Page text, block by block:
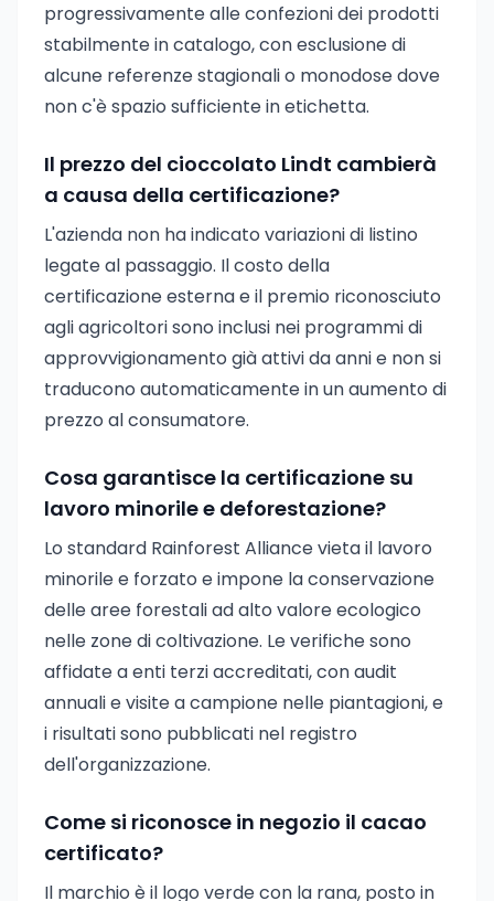
progressivamente alle confezioni dei prodotti
stabilmente in catalogo, con esclusione di
alcune referenze stagionali o monodose dove
non c'è spazio sufficiente in etichetta.
Il prezzo del cioccolato Lindt cambierà
a causa della certificazione?
L'azienda non ha indicato variazioni di listino
legate al passaggio. Il costo della
certificazione esterna e il premio riconosciuto
agli agricoltori sono inclusi nei programmi di
approvvigionamento già attivi da anni e non si
traducono automaticamente in un aumento di
prezzo al consumatore.
Cosa garantisce la certificazione su
lavoro minorile e deforestazione?
Lo standard Rainforest Alliance vieta il lavoro
minorile e forzato e impone la conservazione
delle aree forestali ad alto valore ecologico
nelle zone di coltivazione. Le verifiche sono
affidate a enti terzi accreditati, con audit
annuali e visite a campione nelle piantagioni, e
i risultati sono pubblicati nel registro
dell'organizzazione.
Come si riconosce in negozio il cacao
certificato?
Il marchio è il logo verde con la rana, posto in